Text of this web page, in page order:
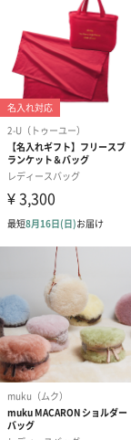
配送用のダンボー
送りする際に人気
合は、紙袋との併用
ダンボール装飾（ひ
わり）（720円）
紙袋
お渡し用の紙袋で
商品に合わせたサ